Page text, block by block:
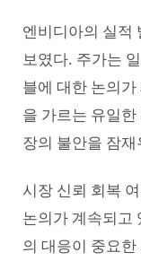
엔비디아의 실적
보였다. 주가는
블에 대한 논의
을 가르는 유일한
장의 불안을 잠
시장 신뢰 회복
논의가 계속되고
의 대응이 중요